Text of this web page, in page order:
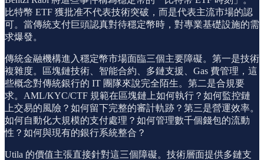
比特幣 ETF 獲批准不代表技術突破，而是代表主流市場的認
可。當傳統支付巨頭認真對待穩定幣時，對專業基礎設施的需
求爆發。
傳統金融機構進入穩定幣市場面臨三個主要障礙。第一是技術
複雜度。區塊鏈技術、智能合約、多鏈支援、Gas 費管理，這
些概念對傳統銀行的 IT 團隊來說完全陌生。第二是合規要
求。AML/KYC/CTF 規範在區塊鏈上如何執行？如何監控鏈
上交易的風險？如何留下完整的審計軌跡？第三是營運效率。
如何自動化大規模的支付處理？如何管理數千個錢包的流動
性？如何與現有的銀行系統整合？
Utila 的價值主張直接針對這三個障礙。技術層面提供多鏈支